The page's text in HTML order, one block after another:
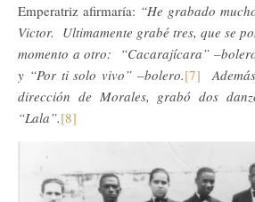
Emperatriz afirmaría: “He grabado
Victor. Ultimamente grabé tres, que se
momento a otro: “Cacarajícara”
y “Por ti solo vivo” –bolero.[7]
dirección de Morales, grabó dos
“Lala”.[8]